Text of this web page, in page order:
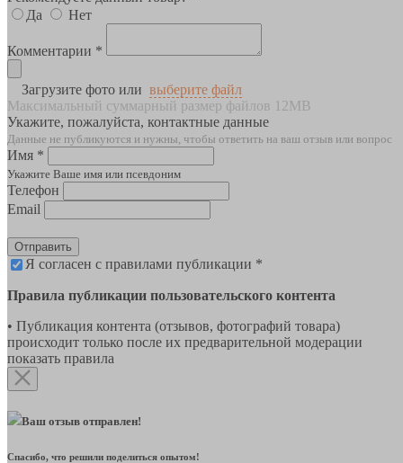
Да
Нет
Комментарии *
Загрузите фото или выберите файл
Максимальный суммарный размер файлов 12MB
Укажите, пожалуйста, контактные данные
Данные не публикуются и нужны, чтобы ответить на ваш отзыв или вопрос
Имя *
Укажите Ваше имя или псевдоним
Телефон
Email
Отправить
Я согласен с правилами публикации *
Правила публикации пользовательского контента
• Публикация контента (отзывов, фотографий товара)
происходит только после их предварительной модерации
показать правила
Ваш отзыв отправлен!
Спасибо, что решили поделиться опытом!